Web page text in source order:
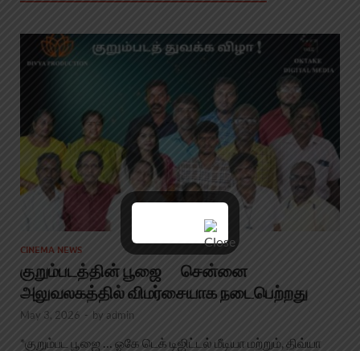
CINEMA NEWS
குறும்படத்தின் பூஜை சென்னை
அலுவலகத்தில் விமர்சையாக நடைபெற்றது
May 3, 2026 - by admin
*குறும்பட பூஜை … ஓகே டெக் டிஜிட்டல் மீடியா மற்றும், திவ்யா